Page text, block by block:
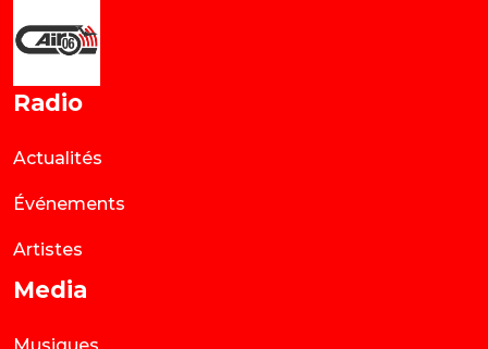
Radio
Actualités
Événements
Artistes
Media